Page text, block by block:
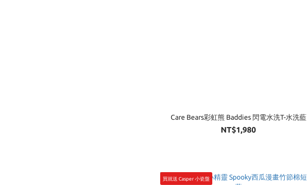
Care Bears彩虹熊 Baddies 閃電水洗T-水洗藍
NT$1,980
買就送 Casper 小瓷盤